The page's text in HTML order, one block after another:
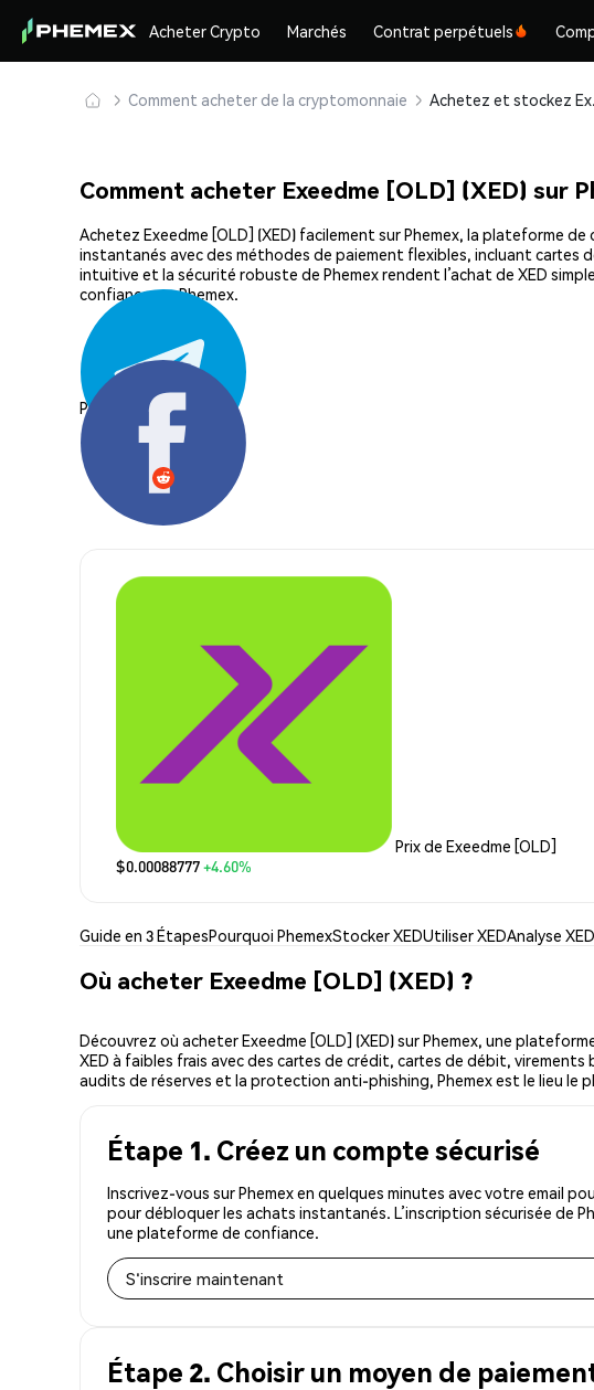
Acheter Crypto Marchés Contrat perpétuels
Comment acheter de la cryptomonnaie
Comment acheter Exeedme [OLD] (XED) sur
Achetez Exeedme [OLD] (XED) facilement sur Phemex, la plateforme
instantanés avec des méthodes de paiement flexibles, incluant cartes
intuitive et la sécurité robuste de Phemex rendent l’achat de XED
confiance sur Phemex.
Partager:
Prix de Exeedme [OLD]
$0.00088777+4.60%
Guide en 3 ÉtapesPourquoi PhemexStocker XEDUtiliser XEDAnalyse XED
Où acheter Exeedme [OLD] (XED) ?
Découvrez où acheter Exeedme [OLD] (XED) sur Phemex, une
XED à faibles frais avec des cartes de crédit, cartes de débit,
audits de réserves et la protection anti-phishing, Phemex est le lieu le
Étape 1. Créez un compte sécurisé
Inscrivez-vous sur Phemex en quelques minutes avec votre email
pour débloquer les achats instantanés. L’inscription sécurisée de
une plateforme de confiance.
S'inscrire maintenant
Étape 2. Choisir un moyen de